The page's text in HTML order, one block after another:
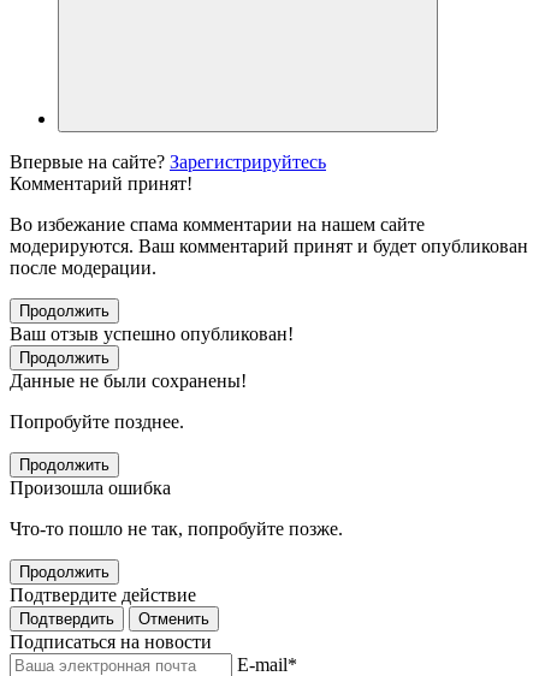
Впервые на сайте? Зарегистрируйтесь
Комментарий принят!
Во избежание спама комментарии на нашем сайте
модерируются. Ваш комментарий принят и будет опубликован
после модерации.
Продолжить
Ваш отзыв успешно опубликован!
Продолжить
Данные не были сохранены!
Попробуйте позднее.
Продолжить
Произошла ошибка
Что-то пошло не так, попробуйте позже.
Продолжить
Подтвердите действие
Подтвердить Отменить
Подписаться на новости
E-mail*